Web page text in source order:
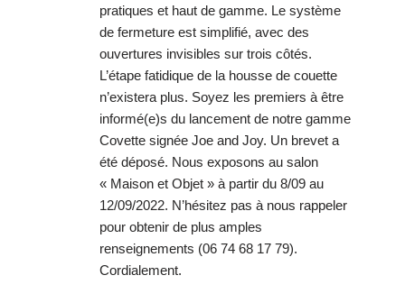
pratiques et haut de gamme. Le système
de fermeture est simplifié, avec des
ouvertures invisibles sur trois côtés.
L’étape fatidique de la housse de couette
n’existera plus. Soyez les premiers à être
informé(e)s du lancement de notre gamme
Covette signée Joe and Joy. Un brevet a
été déposé. Nous exposons au salon
« Maison et Objet » à partir du 8/09 au
12/09/2022. N’hésitez pas à nous rappeler
pour obtenir de plus amples
renseignements (06 74 68 17 79).
Cordialement.